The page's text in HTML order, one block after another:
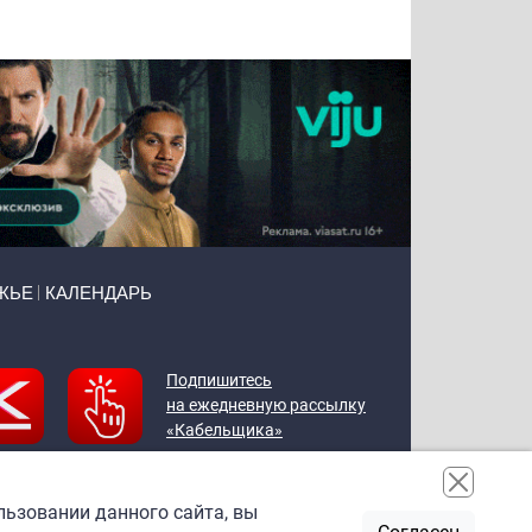
КАЛЕНДАРЬ
Подпишитесь
на ежедневную рассылку
«Кабельщика»
данного сайта, вы